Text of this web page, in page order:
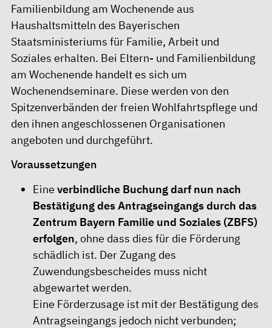
Familienbildung am Wochenende aus
Haushaltsmitteln des Bayerischen
Staatsministeriums für Familie, Arbeit und
Soziales erhalten. Bei Eltern- und Familienbildung
am Wochenende handelt es sich um
Wochenendseminare. Diese werden von den
Spitzenverbänden der freien Wohlfahrtspflege und
den ihnen angeschlossenen Organisationen
angeboten und durchgeführt.
Voraussetzungen
Eine verbindliche Buchung darf nun nach
Bestätigung des Antragseingangs durch das
Zentrum Bayern Familie und Soziales (ZBFS)
erfolgen, ohne dass dies für die Förderung
schädlich ist. Der Zugang des
Zuwendungsbescheides muss nicht
abgewartet werden.
Eine Förderzusage ist mit der Bestätigung des
Antragseingangs jedoch nicht verbunden;